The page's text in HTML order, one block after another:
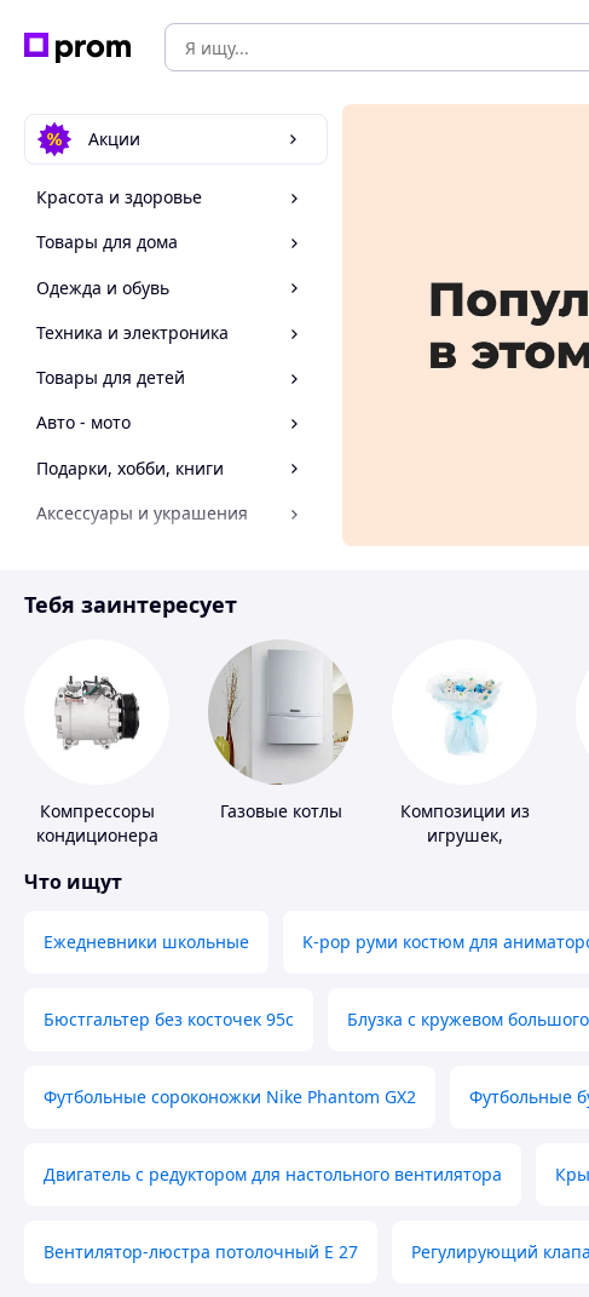
Акции
Красота и здоровье
Товары для дома
Одежда и обувь
Техника и электроника
Товары для детей
Авто - мото
Подарки, хобби, книги
Аксессуары и украшения
Спорт и отдых
Тебя заинтересует
Компрессоры
кондиционера
Газовые котлы
Композиции из
игрушек,
Что ищут
Ежедневники школьные K-pop руми костюм для
Бюстгальтер без косточек 95с Блузка с кружевом
Футбольные сороконожки Nike Phantom GX2 Футбольные
Двигатель с редуктором для настольного вентилятора
Вентилятор-люстра потолочный E 27 Регулирующий